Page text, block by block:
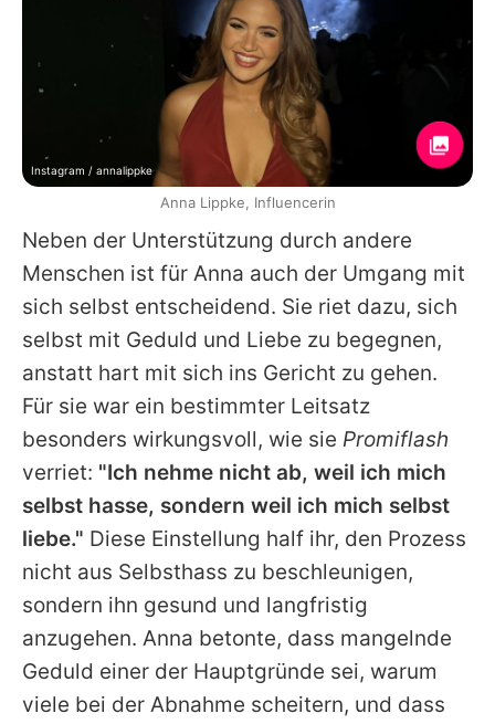
Neben der Unterstützung durch andere
Menschen ist für Anna auch der Umgang mit
sich selbst entscheidend. Sie riet dazu, sich
selbst mit Geduld und Liebe zu begegnen,
anstatt hart mit sich ins Gericht zu gehen.
Für sie war ein bestimmter Leitsatz
besonders wirkungsvoll, wie sie Promiflash
verriet: "Ich nehme nicht ab, weil ich mich
selbst hasse, sondern weil ich mich selbst
liebe." Diese Einstellung half ihr, den Prozess
nicht aus Selbsthass zu beschleunigen,
sondern ihn gesund und langfristig
anzugehen. Anna betonte, dass mangelnde
Geduld einer der Hauptgründe sei, warum
viele bei der Abnahme scheitern, und dass
Instagram / annalippke
Anna Lippke, Influencerin